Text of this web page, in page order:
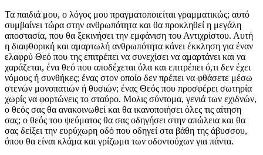
Τα παιδιά μου, ο λόγος μου πραγματοποιείται γραμματικώς; αυτό
συμβαίνει τώρα στην ανθρωπότητα και θα προκληθεί η μεγάλη
αποστασία, που θα ξεκινήσει την εμφάνιση του Αντιχρίστου. Αυτή
η διαφθορική και αμαρτωλή ανθρωπότητα κάνει έκκληση για έναν
ελαφρύ Θεό που της επιτρέπει να συνεχίσει να αμαρτάνει και να
χαράζεται, ένα θεό που αποδέχεται όλα και επιτρέπει ό,τι δεν έχει
νόμους ή συνθήκες; ένας στον οποίο δεν πρέπει να φθάσετε μέσω
στενών μονοπατιών ή θυσιών; ένας Θεός που προσφέρει σωτηρία
χωρίς να φορτώνεις το σταύρο. Μολις σύντομα, γενιά των εχιδνών,
ο θεός σας θα ανακοινωθεί και θα ικανοποιήσει όλες τις αίτηση
σας; ο θεός του ψεύματος θα σας οδηγήσει στην απώλεια και θα
σας δείξει την ευρύχωρη οδό που οδηγεί στα βάθη της άβυσσου,
όπου θα είναι κλάμα και γρίζωμα των οδοντούχων για πάντα.